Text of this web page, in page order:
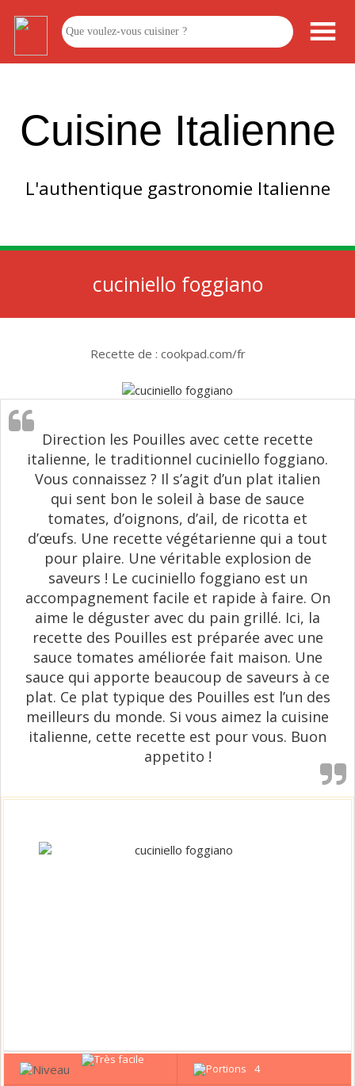
Cuisine Italienne
L'authentique gastronomie Italienne
cuciniello foggiano
Recette de : cookpad.com/fr
Direction les Pouilles avec cette recette
italienne, le traditionnel cuciniello foggiano.
Vous connaissez ? Il s’agit d’un plat italien
qui sent bon le soleil à base de sauce
tomates, d’oignons, d’ail, de ricotta et
d’œufs. Une recette végétarienne qui a tout
pour plaire. Une véritable explosion de
saveurs ! Le cuciniello foggiano est un
accompagnement facile et rapide à faire. On
aime le déguster avec du pain grillé. Ici, la
recette des Pouilles est préparée avec une
sauce tomates améliorée fait maison. Une
sauce qui apporte beaucoup de saveurs à ce
plat. Ce plat typique des Pouilles est l’un des
meilleurs du monde. Si vous aimez la cuisine
italienne, cette recette est pour vous. Buon
appetito !
4